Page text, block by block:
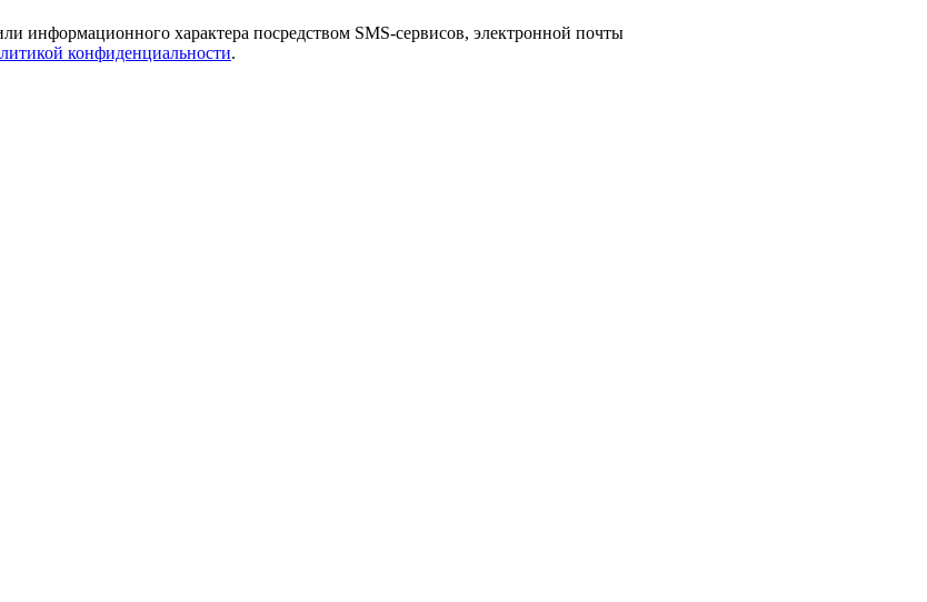
информационного характера посредством SMS-сервисов, электронной почты
конфиденциальности.